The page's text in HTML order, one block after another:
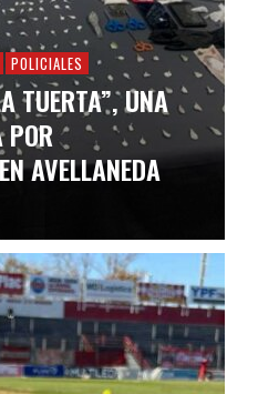
POLICIALES
TUERTA”, UNA
POR
AVELLANEDA